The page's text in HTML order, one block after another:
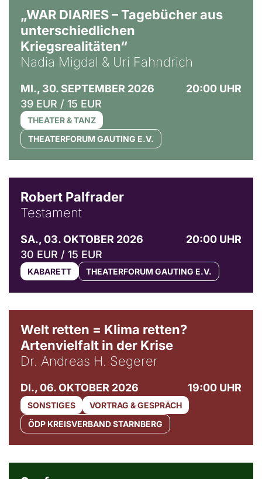
„WAR DIARIES – Tagebücher aus
unterschiedlichen
Kriegsrealitäten“
Nadia Migdal & Uri Fahndrich
MI., 30. SEPTEMBER 2026
20:00 UHR
39 EUR / 15 EUR
THEATER & TANZ
THEATERFORUM GAUTING E.V.
Robert Palfrader
Testament
SA., 03. OKTOBER 2026
20:00 UHR
30 EUR / 15 EUR
KABARETT THEATERFORUM GAUTING E.V.
Welt retten = Klima retten?
Artenvielfalt in der Krise
Dr. Andreas H. Segerer
DI., 06. OKTOBER 2026 19:00 UHR
SONSTIGES
VORTRAG & GESPRÄCH
ÖDP KREISVERBAND STARNBERG